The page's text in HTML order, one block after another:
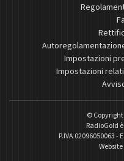
Impostazioni
Impostazioni
©
RadioGold
P.IVA 02096050063 -